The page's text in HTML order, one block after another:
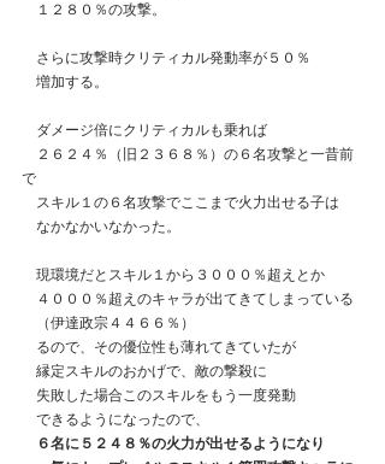
１２８０％の攻撃。
さらに攻撃時クリティカル発動率が５０％
増加する。
ダメージ倍にクリティカルも乗れば
２６２４％（旧２３６８％）の６名攻撃と一昔前
で
スキル１の６名攻撃でここまで火力出せる子は
なかなかいなかった。
現環境だとスキル１から３０００％超えとか
４０００％超えのキャラが出てきてしまっている
（伊達政宗４４６６％）
るので、その優位性も薄れてきていたが
縁定スキルのおかげで、敵の撃殺に
失敗した場合このスキルをもう一度発動
できるようになったので、
６名に５２４８％の火力が出せるようになり